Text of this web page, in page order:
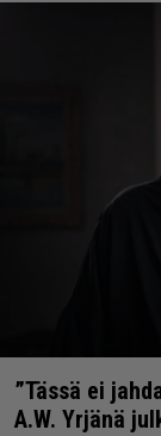
”Tässä ei
A.W. Yrjänä